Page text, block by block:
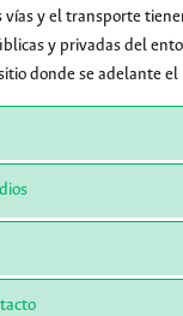
vías y el transporte
y privadas del
donde se adelante el